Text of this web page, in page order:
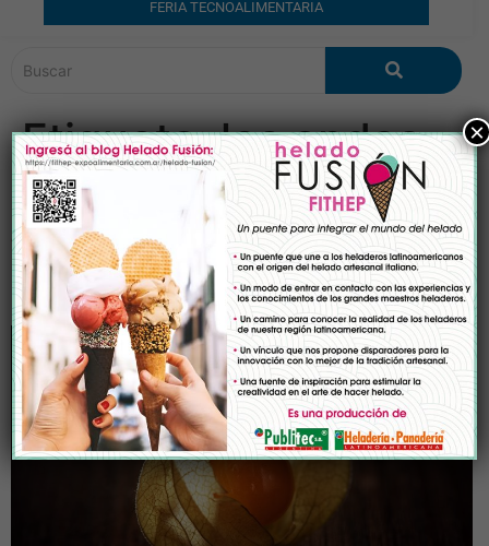
FERIA TECNOALIMENTARIA
Etiqueta:los andes
Physalis peruviana, una
fruta andina con proyección
mundial
×